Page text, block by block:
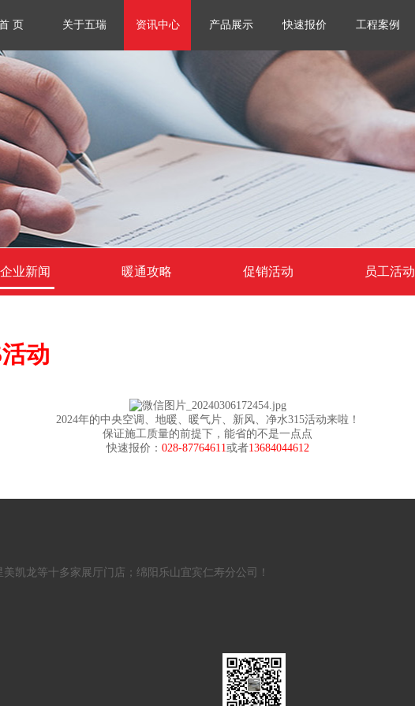
页 关于五瑞 资讯中心 产品展示 快速报价 工程案例
企业新闻 暖通攻略 促销活动 员工活动
动
2024年的中央空调、地暖、暖气片、新风、净水315活动来啦！
保证施工质量的前提下，能省的不是一点点
快速报价： 028-87764611或者13684044612
凯龙等十多家展厅门店；绵阳乐山宜宾仁寿分公司！